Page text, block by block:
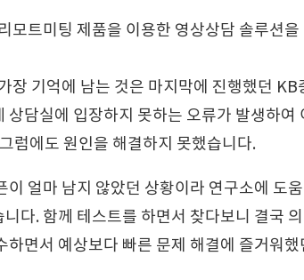
모트미팅 제품을 이용한 영상상담 솔루션
장 기억에 남는 것은 마지막에 진행했던
상담실에 입장하지 못하는 오류가 발생하
럼에도 원인을 해결하지 못했습니다.
이 얼마 남지 않았던 상황이라 연구소에 도
다. 함께 테스트를 하면서 찾다보니 결국
하면서 예상보다 빠른 문제 해결에 즐거워